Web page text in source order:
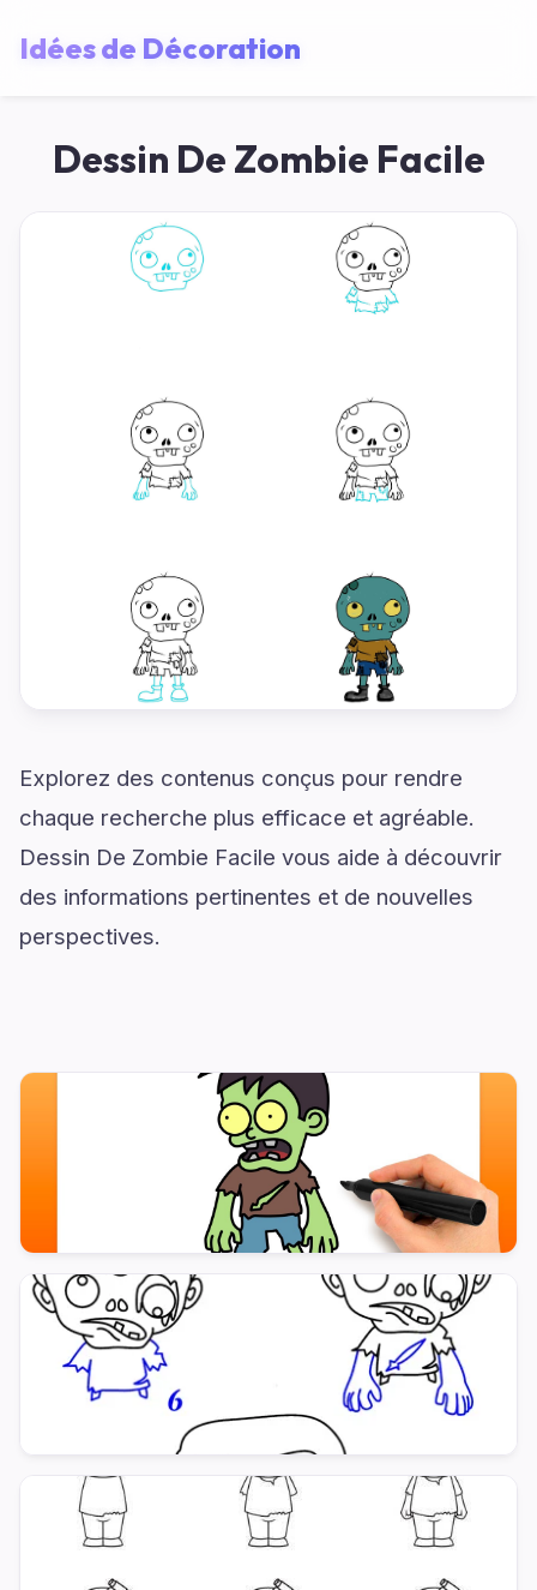
Idées de Décoration
Dessin De Zombie Facile
Explorez des contenus conçus pour rendre
chaque recherche plus efficace et agréable.
Dessin De Zombie Facile vous aide à découvrir
des informations pertinentes et de nouvelles
perspectives.